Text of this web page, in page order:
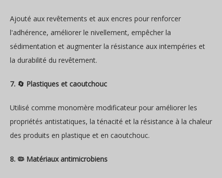
Ajouté aux revêtements et aux encres pour renforcer
l'adhérence, améliorer le nivellement, empêcher la
sédimentation et augmenter la résistance aux intempéries et
la durabilité du revêtement.
7. 🔄 Plastiques et caoutchouc
Utilisé comme monomère modificateur pour améliorer les
propriétés antistatiques, la ténacité et la résistance à la chaleur
des produits en plastique et en caoutchouc.
8. 🦠 Matériaux antimicrobiens